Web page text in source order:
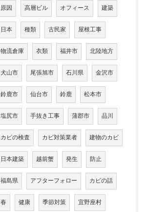
原因 高層ビル オフィース 建築
日本 種類 古民家 屋根工事
物流倉庫 衣類 福井市 北陸地方
犬山市 尾張旭市 石川県 金沢市
鈴鹿市 仙台市 鈴鹿 松本市
塩尻市 手抜き工事 蒲郡市 品川
カビの検査 カビ対策業者 建物のカビ
日本建築 越前蟹 発生 防止
福島県 アフターフォロー カビの話
春 健康 季節対策 宜野座村